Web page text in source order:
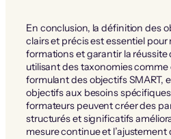
En conclusion, la définition des
clairs et précis est essentiel
formations et garantir la
utilisant des taxonomies comme
formulant des objectifs SMART,
objectifs aux besoins
formateurs peuvent créer des
structurés et significatifs
mesure continue et